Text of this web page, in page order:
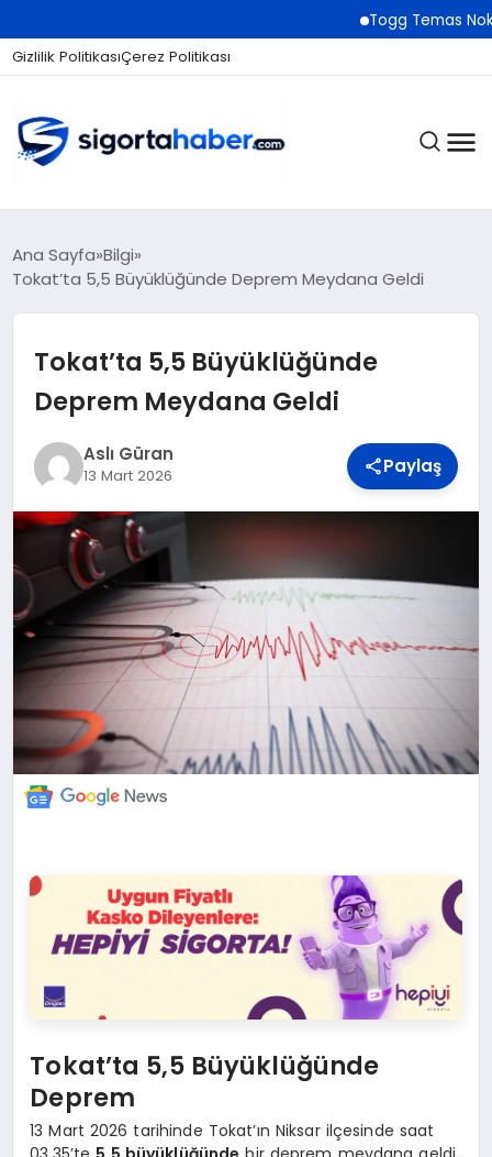
Togg Temas Noktaları
Gizlilik PolitikasıÇerez Politikası
SIGORTA
EKONOMI
BILIM VE TEKNOLOJI
OTOMOBIL
KÜNYE
Ana Sayfa Bilgi
Tokat’ta 5,5 Büyüklüğünde Deprem Meydana Geldi
Tokat’ta 5,5 Büyüklüğünde
Deprem Meydana Geldi
Aslı Güran
13 Mart 2026 Paylaş
Tokat’ta 5,5 Büyüklüğünde
Deprem
13 Mart 2026 tarihinde Tokat’ın Niksar ilçesinde saat